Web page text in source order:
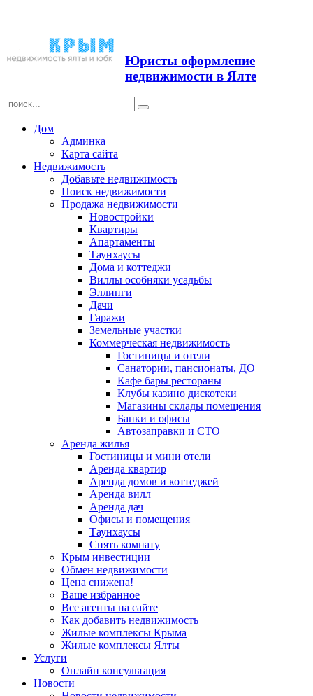
Юристы оформление
недвижимости в Ялте
Дом
Админка
Карта сайта
Недвижимость
Добавьте недвижимость
Поиск недвижимости
Продажа недвижимости
Новостройки
Квартиры
Апартаменты
Таунхаусы
Дома и коттеджи
Виллы особняки усадьбы
Эллинги
Дачи
Гаражи
Земельные участки
Коммерческая недвижимость
Гостиницы и отели
Санатории, пансионаты, ДО
Кафе бары рестораны
Клубы казино дискотеки
Магазины склады помещения
Банки и офисы
Автозаправки и СТО
Аренда жилья
Гостиницы и мини отели
Аренда квартир
Аренда домов и коттеджей
Аренда вилл
Аренда дач
Офисы и помещения
Таунхаусы
Снять комнату
Крым инвестиции
Обмен недвижимости
Цена снижена!
Ваше избранное
Все агенты на сайте
Как добавить недвижимость
Жилые комплексы Крыма
Жилые комплексы Ялты
Услуги
Онлайн консультация
Новости